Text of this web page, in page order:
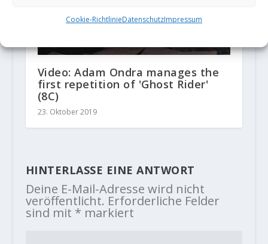
Cookie-RichtlinieDatenschutzImpressum
Video: Adam Ondra manages the
first repetition of 'Ghost Rider'
(8C)
23. Oktober 2019
HINTERLASSE EINE ANTWORT
Deine E-Mail-Adresse wird nicht
veröffentlicht. Erforderliche Felder
sind mit * markiert